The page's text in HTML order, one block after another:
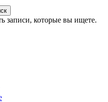
записи, которые вы ищете.